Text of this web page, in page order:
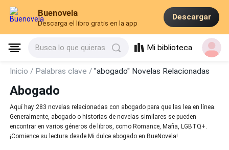
Buenovela
Descarga el libro gratis en la app
Descargar
Busca lo que quieras Mi biblioteca
Inicio / Palabras clave /"abogado" Novelas Relacionadas
Abogado
Aquí hay 283 novelas relacionadas con abogado para que las lea en línea.
Generalmente, abogado o historias de novelas similares se pueden
encontrar en varios géneros de libros, como Romance, Mafia, LGBTQ+.
¡Comience su lectura desde Mi dulce abogado en BueNovela!